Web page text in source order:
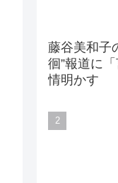
藤谷美和子
徊”報道に
情明かす